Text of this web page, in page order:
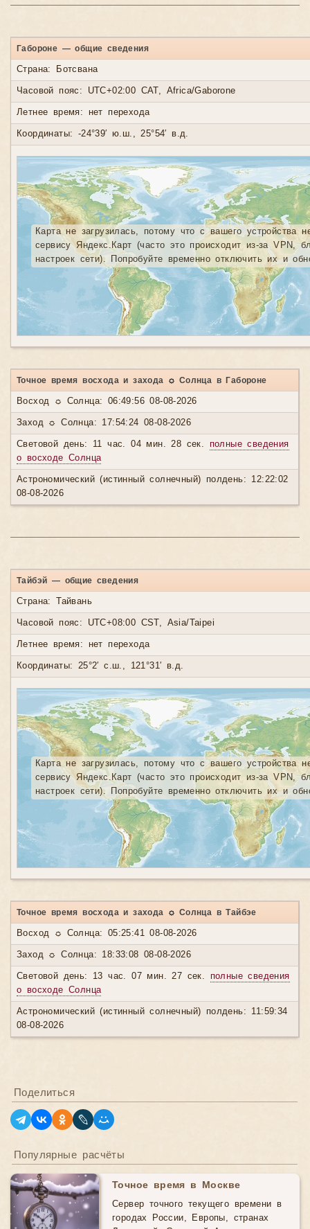
Габороне — общие сведения
Страна: Ботсвана
Часовой пояс: UTC+02:00 CAT, Africa/Gaborone
Летнее время: нет перехода
Координаты: -24°39′ ю.ш., 25°54′ в.д.
Карта не загрузилась, потому что с вашего устройства
сервису Яндекс.Карт (часто это происходит из-за VPN,
настроек сети). Попробуйте временно отключить их и
Точное время восхода и захода ☼ Солнца в Габороне
Восход ☼ Солнца: 06:49:56 08-08-2026
Заход ☼ Солнца: 17:54:24 08-08-2026
Световой день: 11 час. 04 мин. 28 сек. полные сведения
о восходе Солнца
Астрономический (истинный солнечный) полдень: 12:22:02
08-08-2026
Тайбэй — общие сведения
Страна: Тайвань
Часовой пояс: UTC+08:00 CST, Asia/Taipei
Летнее время: нет перехода
Координаты: 25°2′ с.ш., 121°31′ в.д.
Карта не загрузилась, потому что с вашего устройства
сервису Яндекс.Карт (часто это происходит из-за VPN,
настроек сети). Попробуйте временно отключить их и
Точное время восхода и захода ☼ Солнца в Тайбэе
Восход ☼ Солнца: 05:25:41 08-08-2026
Заход ☼ Солнца: 18:33:08 08-08-2026
Световой день: 13 час. 07 мин. 27 сек. полные сведения
о восходе Солнца
Астрономический (истинный солнечный) полдень: 11:59:34
08-08-2026
Поделиться
Популярные расчёты
Точное время в Москве
Сервер точного текущего времени в
городах России, Европы, странах